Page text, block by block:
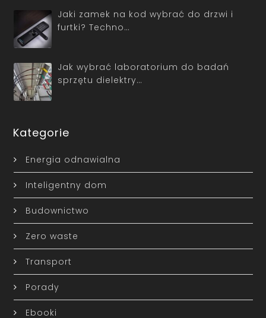
Jaki zamek na kod wybrać do drzwi i
furtki? Techno…
Jak wybrać laboratorium do badań
sprzętu dielektry…
Kategorie
Energia odnawialna
Inteligentny dom
Budownictwo
Zero waste
Transport
Porady
Ebooki